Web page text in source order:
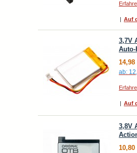
| Auf
3,7V
Auto-
14,98
ab:
| Auf
3,8V
10,80